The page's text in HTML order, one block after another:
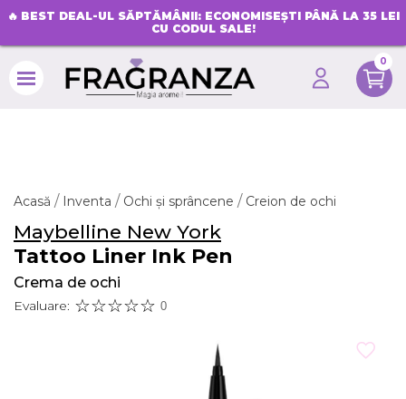
🔥 BEST DEAL-UL SĂPTĂMÂNII: ECONOMISEȘTI PÂNĂ LA 35 LEI
CU CODUL SALE!
0
Acasă Inventa Ochi și sprâncene Creion de ochi
Maybelline New York
Tattoo Liner Ink Pen
Crema de ochi
Evaluare: 0